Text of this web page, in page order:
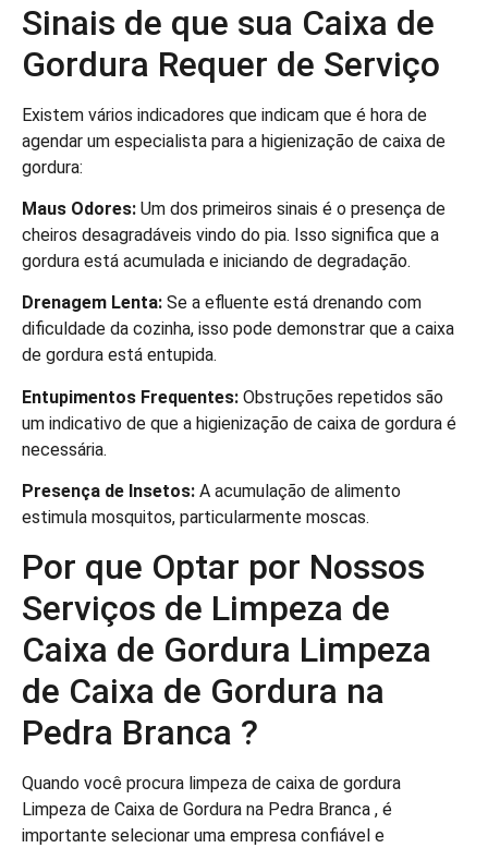
Sinais de que sua Caixa de
Gordura Requer de Serviço
Existem vários indicadores que indicam que é hora de
agendar um especialista para a higienização de caixa de
gordura:
Maus Odores: Um dos primeiros sinais é o presença de
cheiros desagradáveis vindo do pia. Isso significa que a
gordura está acumulada e iniciando de degradação.
Drenagem Lenta: Se a efluente está drenando com
dificuldade da cozinha, isso pode demonstrar que a caixa
de gordura está entupida.
Entupimentos Frequentes: Obstruções repetidos são
um indicativo de que a higienização de caixa de gordura é
necessária.
Presença de Insetos: A acumulação de alimento
estimula mosquitos, particularmente moscas.
Por que Optar por Nossos
Serviços de Limpeza de
Caixa de Gordura Limpeza
de Caixa de Gordura na
Pedra Branca ?
Quando você procura limpeza de caixa de gordura
Limpeza de Caixa de Gordura na Pedra Branca , é
importante selecionar uma empresa confiável e